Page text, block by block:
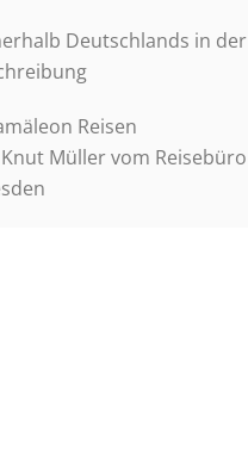
Deutschlands in der
Reisen
Müller vom Reisebüro